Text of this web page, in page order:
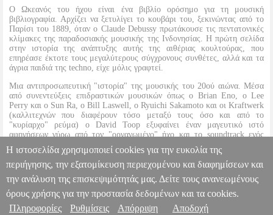
Ο Ωκεανός του ήχου είναι ένα βιβλίο ορόσημο για τη μουσική
βιβλιογραφία. Αρχίζει να ξετυλίγει το κουβάρι του, ξεκινώντας από το
Παρίσι του 1889, όταν ο Claude Debussy πρωτάκουσε τις πεντατονικές
κλίμακες της παραδοσιακής μουσικής της Ινδονησίας. Η πρώτη σελίδα
στην ιστορία της ανάπτυξης αυτής της αιθέριας κουλτούρας, που
επηρέασε έκτοτε τους μεγαλύτερους σύγχρονους συνθέτες, αλλά και τα
άγρια παιδιά της techno, είχε μόλις γραφτεί.
Μια αντιπροσωπευτική "ιστορία" της μουσικής του 20ού αιώνα. Μέσα
από συνεντεύξεις επιδραστικών μουσικών όπως ο Brian Eno, ο Lee
Perry και ο Sun Ra, ο Bill Laswell, ο Ryuichi Sakamoto και οι Kraftwerk
(καλλιτεχνών που διαφέρουν τόσο μεταξύ τους όσο και από το
"κυρίαρχο" ρεύμα) ο David Toop εξυφαίνει έναν μαγευτικό ιστό
αφηγήσεων γύρω από τον "οργανωμένο" ήχο και το soundtrack ενός
Τέταρτου Κόσμου που εκτείνεται από το Τόκιο ως το Μαρακές, από το
Λονδίνο ως τον Αμαζόνιο και από την Ιάβα ως τη Νέα Υόρκη.
ΩΚΕΑΝΟΣ ΤΟΥ ΗΧΟΥ BKS.0076052 BKS.0076052 ΤΟΥΠ
ΝΤΑΙΒΙΝΤ ΤΟΥΠ ΝΤΑΙΒΙΝΤ ΜΟΥΣΙΚΗ Κατηγορία: ΜΟΥΣΙΚΗ
•ΤΟΥΠ ΝΤΑΙΒΙΝΤ στην κατηγορία ΜΟΥΣΙΚΗ ISBN: 978-960-
Πληροφορίες & Υπηρεσίες >
Η ιστοσελίδα χρησιμοποιεί cookies για την ευκολία της
περιήγησης, την εξατομίκευση περιεχομένου και διαφημίσεων και
την ανάλυση της επισκεψιμότητάς μας. Δείτε τους ανανεωμένους
όρους χρήσης για την προστασία δεδομένων και τα cookies.
Πληροφορίες
Ρυθμίσεις Απόρριψη Αποδοχή